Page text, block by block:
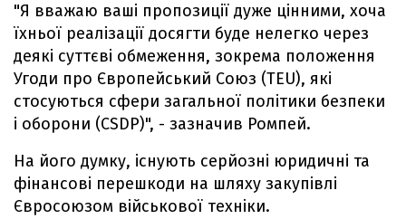
"Я вважаю ваші пропозиції дуже цінними, хоча
їхньої реалізації досягти буде нелегко через
деякі суттєві обмеження, зокрема положення
Угоди про Європейський Союз (TEU), які
стосуються сфери загальної політики безпеки
і оборони (CSDP)", - зазначив Ромпей.
На його думку, існують серйозні юридичні та
фінансові перешкоди на шляху закупівлі
Євросоюзом військової техніки.